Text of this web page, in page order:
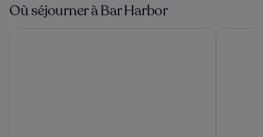
Où séjourner à Bar Harbor